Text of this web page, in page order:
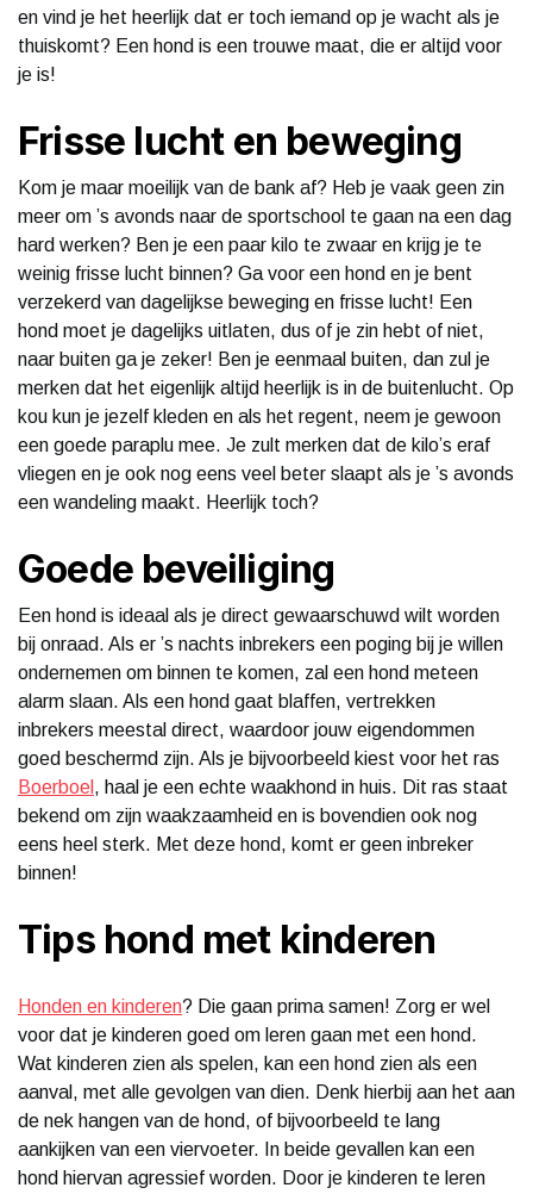
en vind je het heerlijk dat er toch iemand op je wacht als je
thuiskomt? Een hond is een trouwe maat, die er altijd voor
je is!
Frisse lucht en beweging
Kom je maar moeilijk van de bank af? Heb je vaak geen zin
meer om ’s avonds naar de sportschool te gaan na een dag
hard werken? Ben je een paar kilo te zwaar en krijg je te
weinig frisse lucht binnen? Ga voor een hond en je bent
verzekerd van dagelijkse beweging en frisse lucht! Een
hond moet je dagelijks uitlaten, dus of je zin hebt of niet,
naar buiten ga je zeker! Ben je eenmaal buiten, dan zul je
merken dat het eigenlijk altijd heerlijk is in de buitenlucht. Op
kou kun je jezelf kleden en als het regent, neem je gewoon
een goede paraplu mee. Je zult merken dat de kilo’s eraf
vliegen en je ook nog eens veel beter slaapt als je ’s avonds
een wandeling maakt. Heerlijk toch?
Goede beveiliging
Een hond is ideaal als je direct gewaarschuwd wilt worden
bij onraad. Als er ’s nachts inbrekers een poging bij je willen
ondernemen om binnen te komen, zal een hond meteen
alarm slaan. Als een hond gaat blaffen, vertrekken
inbrekers meestal direct, waardoor jouw eigendommen
goed beschermd zijn. Als je bijvoorbeeld kiest voor het ras
Boerboel , haal je een echte waakhond in huis. Dit ras staat
bekend om zijn waakzaamheid en is bovendien ook nog
eens heel sterk. Met deze hond, komt er geen inbreker
binnen!
Tips hond met kinderen
Honden en kinderen? Die gaan prima samen! Zorg er wel
voor dat je kinderen goed om leren gaan met een hond.
Wat kinderen zien als spelen, kan een hond zien als een
aanval, met alle gevolgen van dien. Denk hierbij aan het aan
de nek hangen van de hond, of bijvoorbeeld te lang
aankijken van een viervoeter. In beide gevallen kan een
hond hiervan agressief worden. Door je kinderen te leren